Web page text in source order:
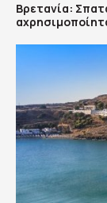
Βρετανία: